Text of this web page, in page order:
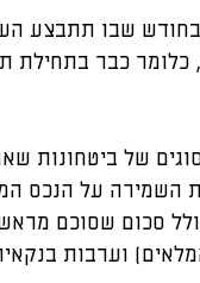
בחודש שבו תתבצע
כבר בתחילת
של ביטחונות
השמירה על הנכס
סכום שסוכם
וערבות